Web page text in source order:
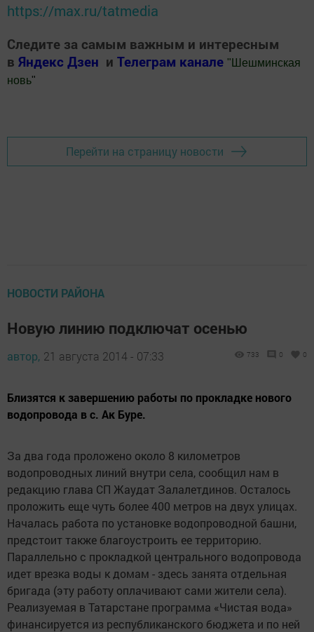
https://max.ru/tatmedia
Следите за самым важным и интересным
в Яндекс Дзен и Телеграм канале " Шешминская
новь"
Перейти на страницу новости
НОВОСТИ РАЙОНА
Новую линию подключат осенью
автор, 21 августа 2014 - 07:33 733 0 0
Близятся к завершению работы по прокладке нового
водопровода в с. Ак Буре.
За два года проложено около 8 километров
водопроводных линий внутри села, сообщил нам в
редакцию глава СП Жаудат Залалетдинов. Осталось
проложить еще чуть более 400 метров на двух улицах.
Началась работа по установке водопроводной башни,
предстоит также благоустроить ее территорию.
Параллельно с прокладкой центрального водопровода
идет врезка воды к домам - здесь занята отдельная
бригада (эту работу оплачивают сами жители села).
Реализуемая в Татарстане программа «Чистая вода»
финансируется из республиканского бюджета и по ней